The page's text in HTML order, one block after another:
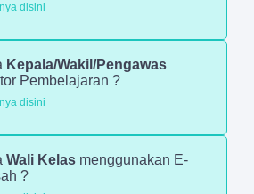
disini
Kepala/Wakil/Pengawas
Pembelajaran ?
disini
Wali Kelas menggunakan E-
?